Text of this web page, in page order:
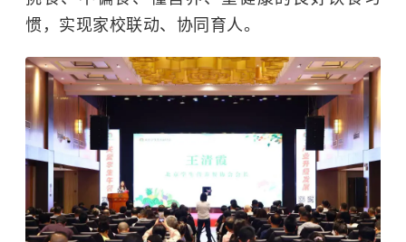
惯，实现家校联动、协同育人。